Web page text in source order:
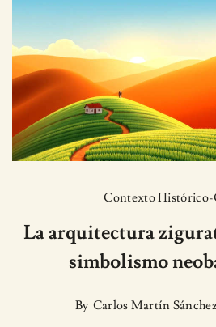
Contexto
La arquitectura
simbolismo
By Carlos Martín